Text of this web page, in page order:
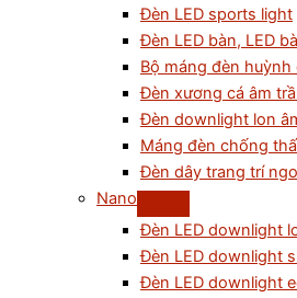
Đèn LED sports light
Đèn LED bàn, LED
Bộ máng đèn huỳnh
Đèn xương cá âm
Đèn downlight lon
Máng đèn chống
Đèn dây trang trí
Nano
Đèn LED downlight
Đèn LED downlight
Đèn LED downlight